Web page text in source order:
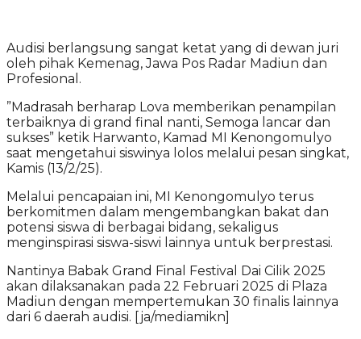
Audisi berlangsung sangat ketat yang di dewan juri
oleh pihak Kemenag, Jawa Pos Radar Madiun dan
Profesional.
”Madrasah berharap Lova memberikan penampilan
terbaiknya di grand final nanti, Semoga lancar dan
sukses” ketik Harwanto, Kamad MI Kenongomulyo
saat mengetahui siswinya lolos melalui pesan singkat,
Kamis (13/2/25).
Melalui pencapaian ini, MI Kenongomulyo terus
berkomitmen dalam mengembangkan bakat dan
potensi siswa di berbagai bidang, sekaligus
menginspirasi siswa-siswi lainnya untuk berprestasi.
Nantinya Babak Grand Final Festival Dai Cilik 2025
akan dilaksanakan pada 22 Februari 2025 di Plaza
Madiun dengan mempertemukan 30 finalis lainnya
dari 6 daerah audisi. [ja/mediamikn]